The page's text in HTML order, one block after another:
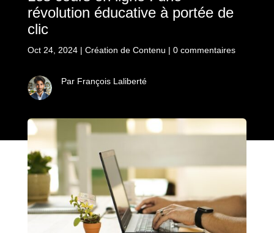
révolution éducative à portée de
clic
Oct 24, 2024| Création de Contenu | 0 commentaires
Par François Laliberté